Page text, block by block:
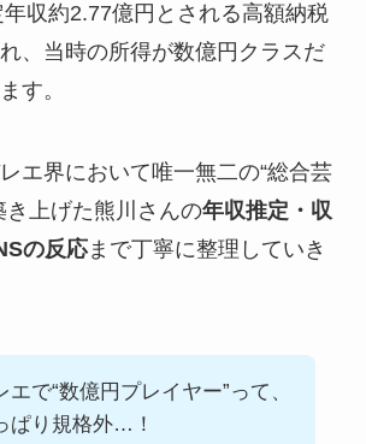
収約2.77億円とされる高額納税
、当時の所得が数億円クラスだ
す。
エ界において唯一無二の“総合芸
き上げた熊川さんの年収推定・収
の反応まで丁寧に整理していき
エで“数億円プレイヤー”って、
ぱり規格外…！